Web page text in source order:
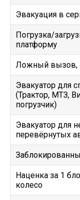
Эвакуация в
Погрузка/
платформу
Ложный вызов,
Эвакуатор для
(Трактор, МТЗ,
погрузчик)
Эвакуатор для
перевёрнутых
Наценка за 1
колесо